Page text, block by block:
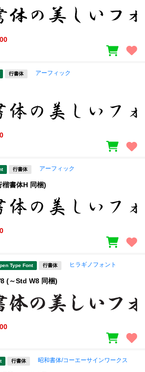
行書体 アーフィック
行書体 アーフィック
書体H 同梱)
Type Font 行書体 ヒラギノフォント
(～Std W8 同梱)
行書体 昭和書体/コーエーサインワークス